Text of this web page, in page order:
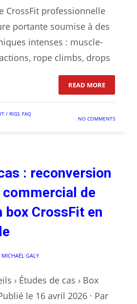
CrossFit professionnelle
portante soumise à des
intenses : muscle-
rope climbs, drops
READ MORE:
/ RIGS FAQ
NO COMMENTS
: reconversion
commercial de
box CrossFit en
MICHAËL GALY
› Études de cas › Box
le 16 avril 2026 · Par